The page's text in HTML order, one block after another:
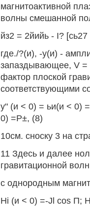
магнитоактивной
волны смешанной
йз2 = 2йийь - I?
где./?(и), -у(и) -
запаздывающее, V
фактор плоской
соответствующими
у" (и < 0) = ьи(и < 0)
0) =Р±, (8)
10см. сноску 3 на
11 Здесь и далее
гравитационной
с однородным
Hi (и < 0) =-Jl cos П;